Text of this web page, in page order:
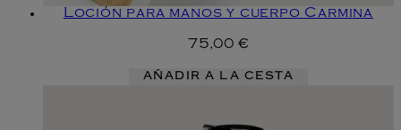
Loción para manos y cuerpo Carmina
75,00 €
AÑADIR A LA CESTA